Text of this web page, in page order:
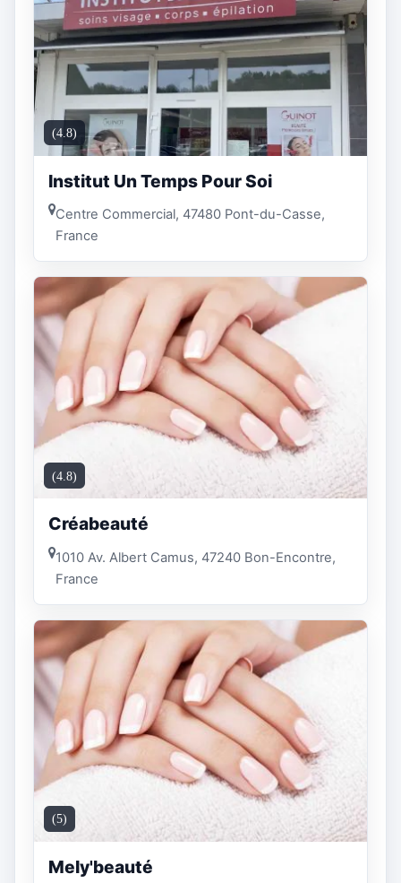
(4.8)
Institut Un Temps Pour Soi
Centre Commercial, 47480 Pont-du-Casse,
France
(4.8)
Créabeauté
1010 Av. Albert Camus, 47240 Bon-Encontre,
France
(5)
Mely'beauté